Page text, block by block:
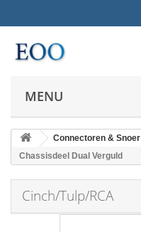
MENU
Connectoren & Snoer
Chassisdeel Dual Verguld
Cinch/Tulp/RCA